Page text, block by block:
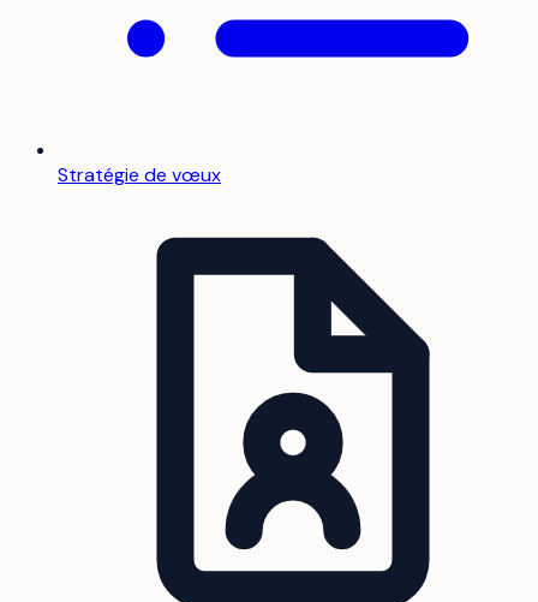
Stratégie de vœux